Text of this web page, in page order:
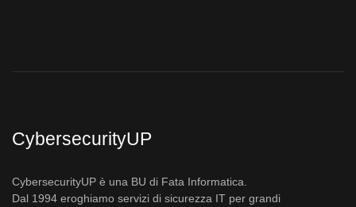
CybersecurityUP
CybersecurityUP è una BU di Fata Informatica.
Dal 1994 eroghiamo servizi di sicurezza IT per grandi